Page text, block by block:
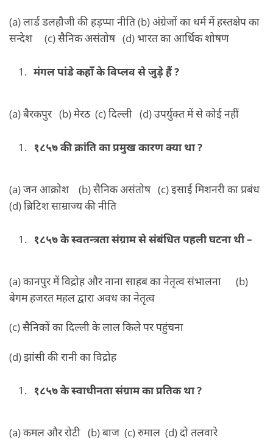
(a) लार्ड डलहौजी की हड़प्पा नीति (b) अंग्रेजों का धर्म में हस्तक्षेप का
सन्देश (c) सैनिक असंतोष (d) भारत का आर्थिक शोषण
मंगल पांडे कहाँ के विप्लव से जुड़े हैं ?
(a) बैरकपुर (b) मेरठ (c) दिल्ली (d) उपर्युक्त में से कोई नहीं
१८५७ की क्रांति का प्रमुख कारण क्या था ?
(a) जन आक्रोश (b) सैनिक असंतोष (c) इसाई मिशनरी का प्रबंध
(d) ब्रिटिश साम्राज्य की नीति
१८५७ के स्वतन्त्रता संग्राम से संबंधित पहली घटना थी –
(a) कानपुर में विद्रोह और नाना साहब का नेतृत्व संभालना (b)
बेगम हजरत महल द्वारा अवध का नेतृत्व
(c) सैनिकों का दिल्ली के लाल किले पर पहुंचना
(d) झांसी की रानी का विद्रोह
१८५७ के स्वाधीनता संग्राम का प्रतिक था ?
(a) कमल और रोटी (b) बाज (c) रुमाल (d) दो तलवारे